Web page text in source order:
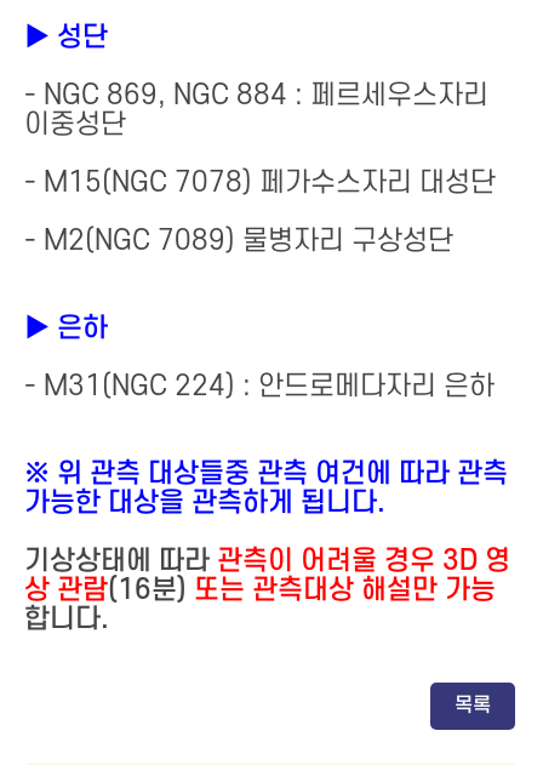
▶ 성단
- NGC 869, NGC 884 : 페르세우스자리
이중성단
- M15(NGC 7078) 페가수스자리 대성단
- M2(NGC 7089) 물병자리 구상성단
▶ 은하
- M31(NGC 224) : 안드로메다자리 은하
※ 위 관측 대상들중 관측 여건에 따라 관측
가능한 대상을 관측하게 됩니다.
기상상태에 따라 관측이 어려울 경우 3D 영
상 관람(16분) 또는 관측대상 해설만 가능
합니다.
목록